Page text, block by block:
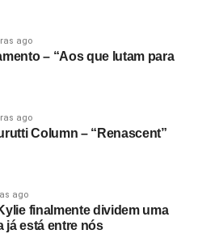
ago
– “Aos que lutam para
ago
Column – “Renascent”
ago
finalmente dividem uma
já está entre nós